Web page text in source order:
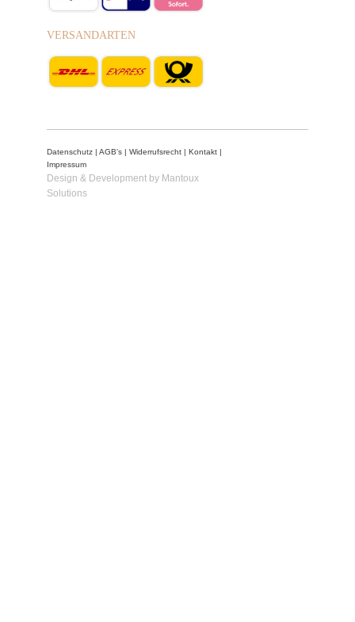
VERSANDARTEN
Datenschutz AGB's Widerrufsrecht Kontakt
Impressum
Design & Development by Mantoux
Solutions